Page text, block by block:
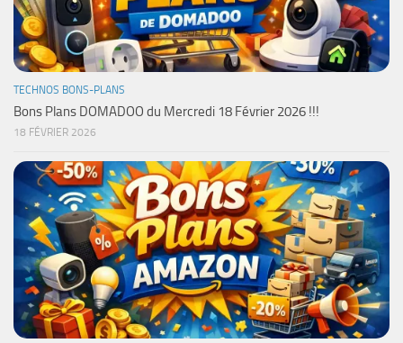
TECHNOS BONS-PLANS
Bons Plans DOMADOO du Mercredi 18 Février 2026 !!!
18 FÉVRIER 2026